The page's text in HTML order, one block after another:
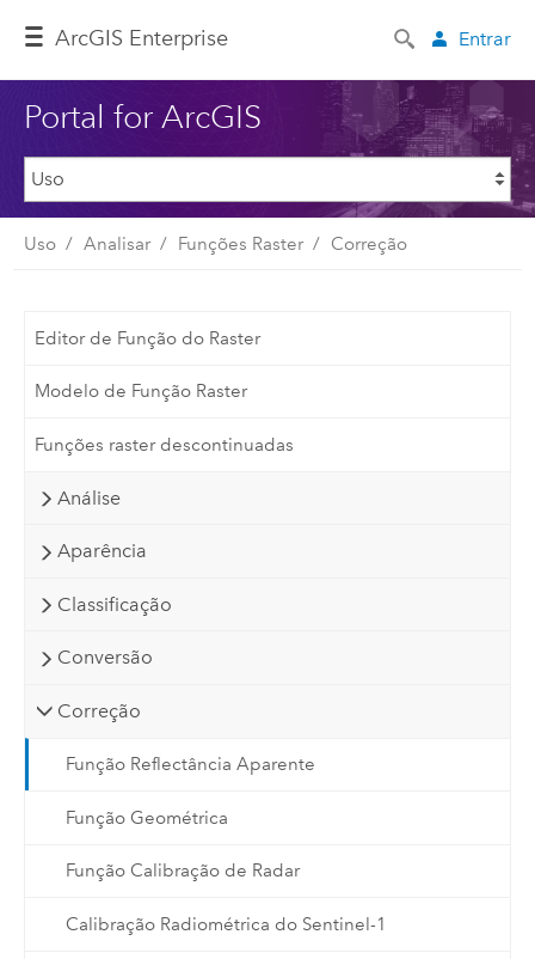
ArcGIS Enterprise Entrar
Portal for ArcGIS
Uso Analisar Funções Raster Correção
Editor de Função do Raster
Modelo de Função Raster
Funções raster descontinuadas
Análise
Aparência
Classificação
Conversão
Correção
Função Reflectância Aparente
Função Geométrica
Função Calibração de Radar
Calibração Radiométrica do Sentinel-1